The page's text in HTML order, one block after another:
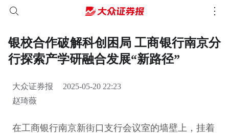
银校合作破解科创困局 工商银行南京分
行探索产学研融合发展“新路径”
大众证券报
2025-05-20 22:23
赵琦薇
在工商银行南京新街口支行会议室的墙壁上，挂着